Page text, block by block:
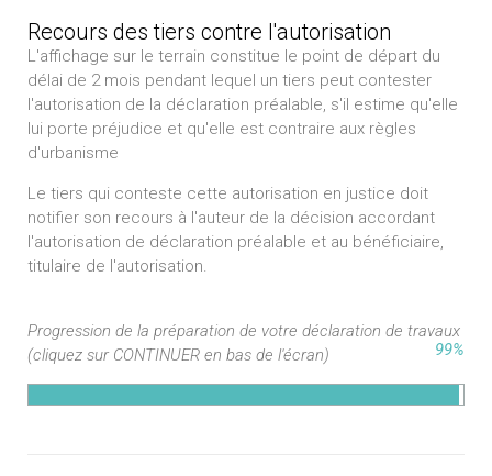
Recours des tiers contre l'autorisation
L'affichage sur le terrain constitue le point de départ du
délai de 2 mois pendant lequel un tiers peut contester
l'autorisation de la déclaration préalable, s'il estime qu'elle
lui porte préjudice et qu'elle est contraire aux règles
d'urbanisme
Le tiers qui conteste cette autorisation en justice doit
notifier son recours à l'auteur de la décision accordant
l'autorisation de déclaration préalable et au bénéficiaire,
titulaire de l'autorisation.
Progression de la préparation de votre déclaration de travaux
(cliquez sur CONTINUER en bas de l'écran)
99%